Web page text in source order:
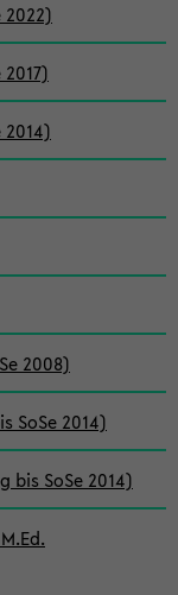
2022)
2008)
SoSe 2014)
bis SoSe 2014)